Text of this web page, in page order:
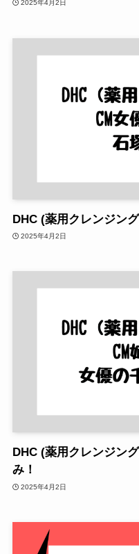
2025年4月2日
DHC (薬用クレンジン
2025年4月2日
DHC (薬用クレンジン
み！
2025年4月2日